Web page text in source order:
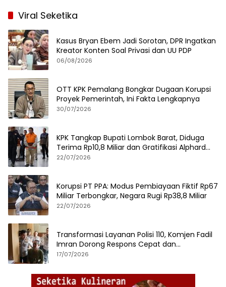
Viral Seketika
Kasus Bryan Ebem Jadi Sorotan, DPR Ingatkan
Kreator Konten Soal Privasi dan UU PDP
06/08/2026
OTT KPK Pemalang Bongkar Dugaan Korupsi
Proyek Pemerintah, Ini Fakta Lengkapnya
30/07/2026
KPK Tangkap Bupati Lombok Barat, Diduga
Terima Rp10,8 Miliar dan Gratifikasi Alphard
hingga iPhone 17 Pro
22/07/2026
Korupsi PT PPA: Modus Pembiayaan Fiktif Rp67
Miliar Terbongkar, Negara Rugi Rp38,8 Miliar
22/07/2026
Transformasi Layanan Polisi 110, Komjen Fadil
Imran Dorong Respons Cepat dan
Terintegrasi
17/07/2026